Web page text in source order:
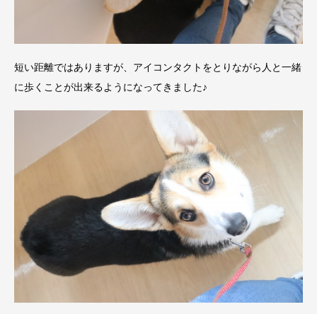
短い距離ではありますが、アイコンタクトをとりながら人と一緒
に歩くことが出来るようになってきました♪